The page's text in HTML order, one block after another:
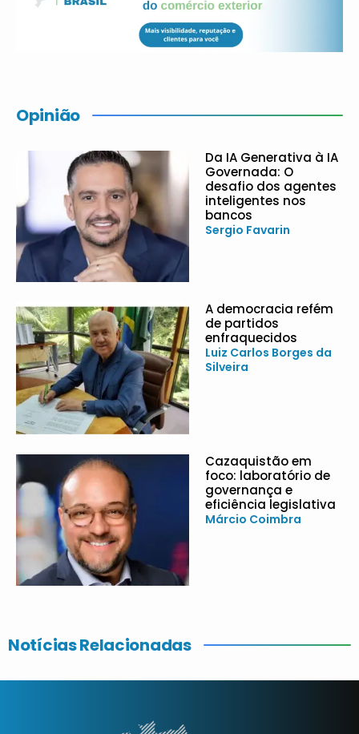
Opinião
Da IA Generativa à IA
Governada: O
desafio dos agentes
inteligentes nos
bancos
Sergio Favarin
A democracia refém
de partidos
enfraquecidos
Luiz Carlos Borges da
Silveira
Cazaquistão em
foco: laboratório de
governança e
eficiência legislativa
Márcio Coimbra
Notícias Relacionadas